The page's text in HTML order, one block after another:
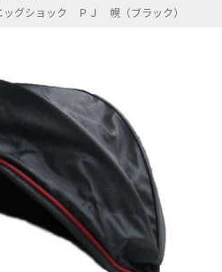
グショック ＰＪ 幌（ブラック）